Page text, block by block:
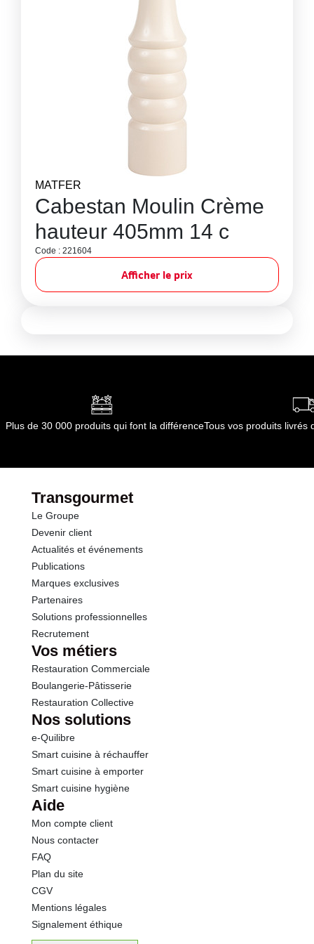
MATFER
Cabestan Moulin Crème
hauteur 405mm 14 c
Code : 221604
Afficher le prix
Plus de 30 000 produits qui font la différenceTous vos produits livrés
Transgourmet
Le Groupe
Devenir client
Actualités et événements
Publications
Marques exclusives
Partenaires
Solutions professionnelles
Recrutement
Vos métiers
Restauration Commerciale
Boulangerie-Pâtisserie
Restauration Collective
Nos solutions
e-Quilibre
Smart cuisine à réchauffer
Smart cuisine à emporter
Smart cuisine hygiène
Aide
Mon compte client
Nous contacter
FAQ
Plan du site
CGV
Mentions légales
Signalement éthique